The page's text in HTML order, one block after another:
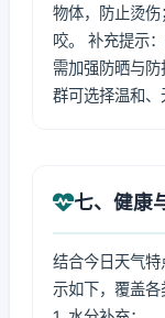
物体，防止烫
咬。 补充提示
需加强防晒与
群可选择温和、
七、健康
结合今日天气
示如下，覆盖各